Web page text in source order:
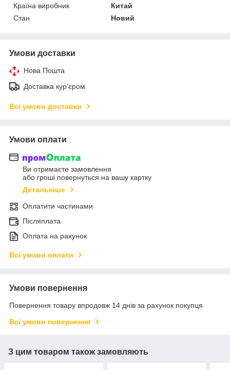
Країна виробник
Китай
Стан
Новий
Умови доставки
Нова Пошта
Доставка кур'єром
Всі умови доставки
Умови оплати
Ви отримаєте замовлення
або гроші повернуться на вашу картку
Детальніше
Оплатити частинами
Післяплата
Оплата на рахунок
Всі умови оплати
Умови повернення
Повернення товару впродовж 14 днів за рахунок покупця
Всі умови повернення
З цим товаром також замовляють